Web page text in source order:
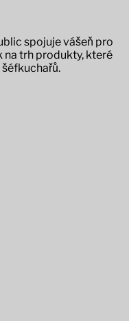
spojuje vášeň pro
na trh produkty, které